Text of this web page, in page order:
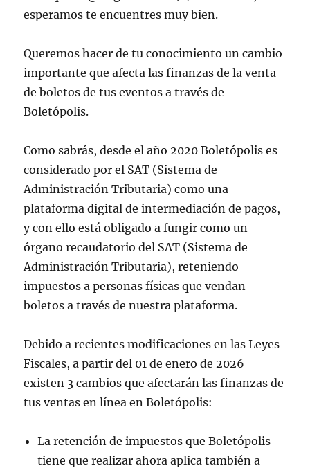
esperamos te encuentres muy bien.
Queremos hacer de tu conocimiento un cambio
importante que afecta las finanzas de la venta
de boletos de tus eventos a través de
Boletópolis.
Como sabrás, desde el año 2020 Boletópolis es
considerado por el SAT (Sistema de
Administración Tributaria) como una
plataforma digital de intermediación de pagos,
y con ello está obligado a fungir como un
órgano recaudatorio del SAT (Sistema de
Administración Tributaria), reteniendo
impuestos a personas físicas que vendan
boletos a través de nuestra plataforma.
Debido a recientes modificaciones en las Leyes
Fiscales, a partir del 01 de enero de 2026
existen 3 cambios que afectarán las finanzas de
tus ventas en línea en Boletópolis:
La retención de impuestos que Boletópolis
tiene que realizar ahora aplica también a